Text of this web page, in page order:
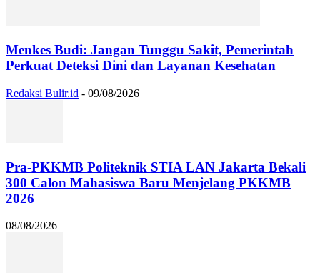
Menkes Budi: Jangan Tunggu Sakit, Pemerintah
Perkuat Deteksi Dini dan Layanan Kesehatan
Redaksi Bulir.id - 09/08/2026
Pra-PKKMB Politeknik STIA LAN Jakarta Bekali
300 Calon Mahasiswa Baru Menjelang PKKMB
2026
08/08/2026